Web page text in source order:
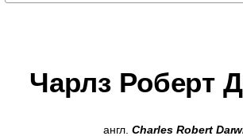
Чарлз Роберт
англ.Charles Robert